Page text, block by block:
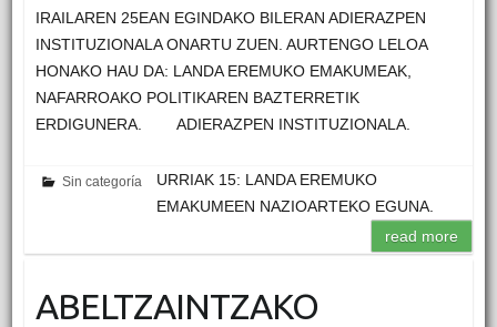
IRAILAREN 25EAN EGINDAKO BILERAN ADIERAZPEN
INSTITUZIONALA ONARTU ZUEN. AURTENGO LELOA
HONAKO HAU DA: LANDA EREMUKO EMAKUMEAK,
NAFARROAKO POLITIKAREN BAZTERRETIK
ERDIGUNERA. ADIERAZPEN INSTITUZIONALA.
Sin categoría
URRIAK 15: LANDA EREMUKO
EMAKUMEEN NAZIOARTEKO EGUNA.
read more
ABELTZAINTZAKO